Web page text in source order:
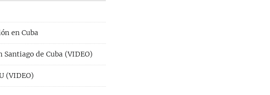
en Cuba
de Cuba (VIDEO)
(VIDEO)